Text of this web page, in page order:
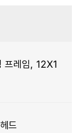
프레임, 12X1
드